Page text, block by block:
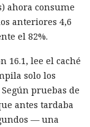
ahora consume
anteriores 4,6
el 82%.
16.1, lee el caché
solo los
pruebas de
antes tardaba
— una